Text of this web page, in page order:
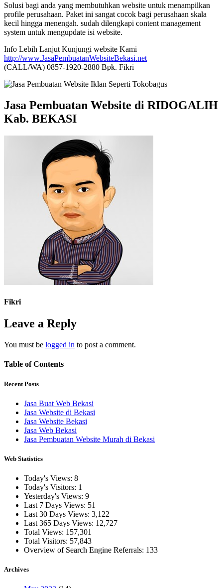
Solusi bagi anda yang membutuhkan website untuk menampilkan
profile perusahaan. Paket ini sangat cocok bagi perusahaan skala
kecil hingga menengah. sudah dilengkapi content management
system untuk mengupdate isi website.
Info Lebih Lanjut Kunjungi website Kami
http://www.JasaPembuatanWebsiteBekasi.net
(CALL/WA) 0857-1920-2880 Bpk. Fikri
Jasa Pembuatan Website di RIDOGALIH
Kab. BEKASI
Fikri
Leave a Reply
You must be logged in to post a comment.
Table of Contents
Recent Posts
Jasa Buat Web Bekasi
Jasa Website di Bekasi
Jasa Website Bekasi
Jasa Web Bekasi
Jasa Pembuatan Website Murah di Bekasi
Web Statistics
Today's Views: 8
Today's Visitors: 1
Yesterday's Views: 9
Last 7 Days Views: 51
Last 30 Days Views: 3,122
Last 365 Days Views: 12,727
Total Views: 157,301
Total Visitors: 57,843
Overview of Search Engine Referrals: 133
Archives